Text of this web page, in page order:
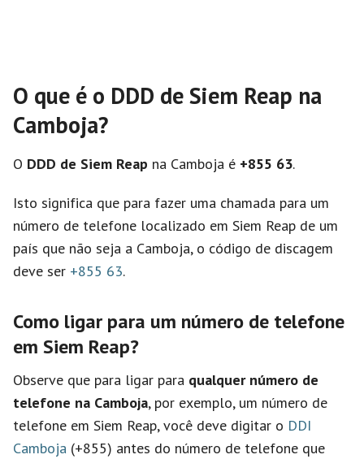
O que é o DDD de Siem Reap na
Camboja?
O DDD de Siem Reap na Camboja é +855 63.
Isto significa que para fazer uma chamada para um
número de telefone localizado em Siem Reap de um
país que não seja a Camboja, o código de discagem
deve ser +855 63.
Como ligar para um número de telefone
em Siem Reap?
Observe que para ligar para qualquer número de
telefone na Camboja, por exemplo, um número de
telefone em Siem Reap, você deve digitar o DDI
Camboja (+855) antes do número de telefone que